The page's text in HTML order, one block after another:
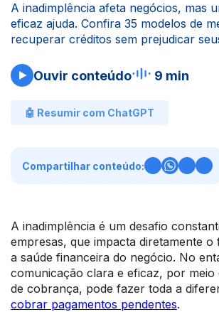
A inadimplência afeta negócios, mas
eficaz ajuda. Confira 35 modelos de
recuperar créditos sem prejudicar
Ouvir conteúdo 9 min
🤖 Resumir com ChatGPT
Compartilhar conteúdo:
A inadimplência é um desafio
empresas, que impacta diretamente o
a saúde financeira do negócio. No
comunicação clara e eficaz, por meio
de cobrança, pode fazer toda a
cobrar pagamentos pendentes.